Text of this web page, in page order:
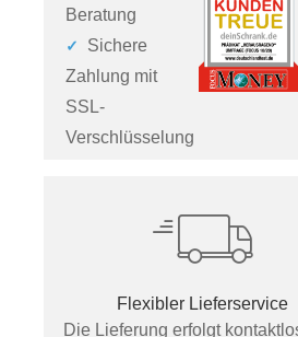
Beratung
Sichere
Zahlung mit
SSL-
Verschlüsselung
Flexibler Lieferservice
Die Lieferung erfolgt